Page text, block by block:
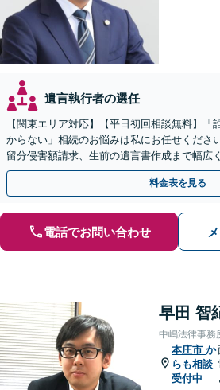
遺言執行者の選任
【関東エリア対応】【平日初回相談無料】「
からない」相続のお悩みは私にお任せくださ
留分侵害額請求、生前の遺言書作成まで幅広
り駅直結でアクセス良好。
料金表を見る
電話でお問い合わせ
早田 智
中嶋法律事務
本庄市 か
らも相談
受付中